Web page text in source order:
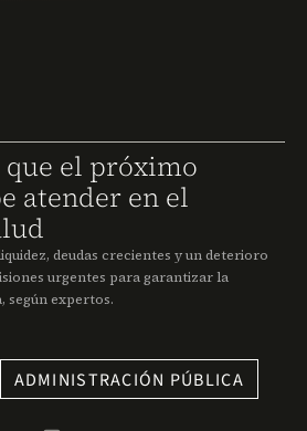
el próximo
atender en el
deudas crecientes y un deterioro
urgentes para garantizar la
según expertos.
ADMINISTRACIÓN PÚBLICA